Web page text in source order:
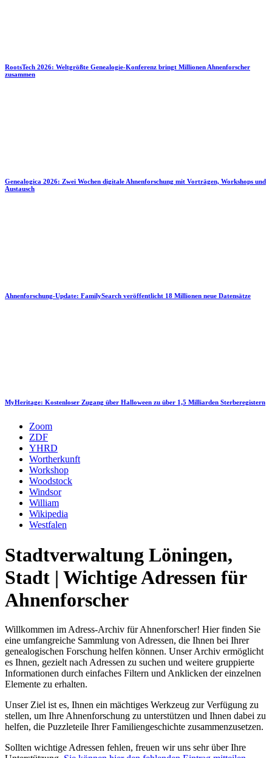
RootsTech 2026: Weltgrößte Genealogie-Konferenz bringt Millionen Ahnenforscher
zusammen
Genealogica 2026: Zwei Wochen digitale Ahnenforschung mit Vorträgen, Workshops und
Austausch
Ahnenforschung-Update: FamilySearch veröffentlicht 18 Millionen neue Datensätze
MyHeritage: Kostenloser Zugang über Halloween zu über 1,5 Milliarden Sterberegistern
Zoom
ZDF
YHRD
Wortherkunft
Workshop
Woodstock
Windsor
William
Wikipedia
Westfalen
Stadtverwaltung Löningen,
Stadt | Wichtige Adressen für
Ahnenforscher
Willkommen im Adress-Archiv für Ahnenforscher! Hier finden Sie
eine umfangreiche Sammlung von Adressen, die Ihnen bei Ihrer
genealogischen Forschung helfen können. Unser Archiv ermöglicht
es Ihnen, gezielt nach Adressen zu suchen und weitere gruppierte
Informationen durch einfaches Filtern und Anklicken der einzelnen
Elemente zu erhalten.
Unser Ziel ist es, Ihnen ein mächtiges Werkzeug zur Verfügung zu
stellen, um Ihre Ahnenforschung zu unterstützen und Ihnen dabei zu
helfen, die Puzzleteile Ihrer Familiengeschichte zusammenzusetzen.
Sollten wichtige Adressen fehlen, freuen wir uns sehr über Ihre